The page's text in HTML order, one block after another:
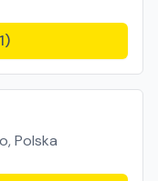
Polska